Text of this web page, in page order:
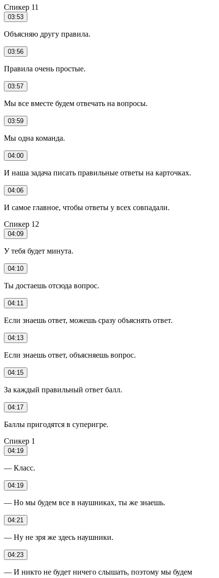
Спикер 11
03:53
Объясняю другу правила.
03:56
Правила очень простые.
03:57
Мы все вместе будем отвечать на вопросы.
03:59
Мы одна команда.
04:00
И наша задача писать правильные ответы на карточках.
04:06
И самое главное, чтобы ответы у всех совпадали.
Спикер 12
04:09
У тебя будет минута.
04:10
Ты достаешь отсюда вопрос.
04:11
Если знаешь ответ, можешь сразу объяснять ответ.
04:13
Если знаешь ответ, объясняешь вопрос.
04:15
За каждый правильный ответ балл.
04:17
Баллы пригодятся в суперигре.
Спикер 1
04:19
— Класс.
04:19
— Но мы будем все в наушниках, ты же знаешь.
04:21
— Ну не зря же здесь наушники.
04:23
— И никто не будет ничего слышать, поэтому мы будем